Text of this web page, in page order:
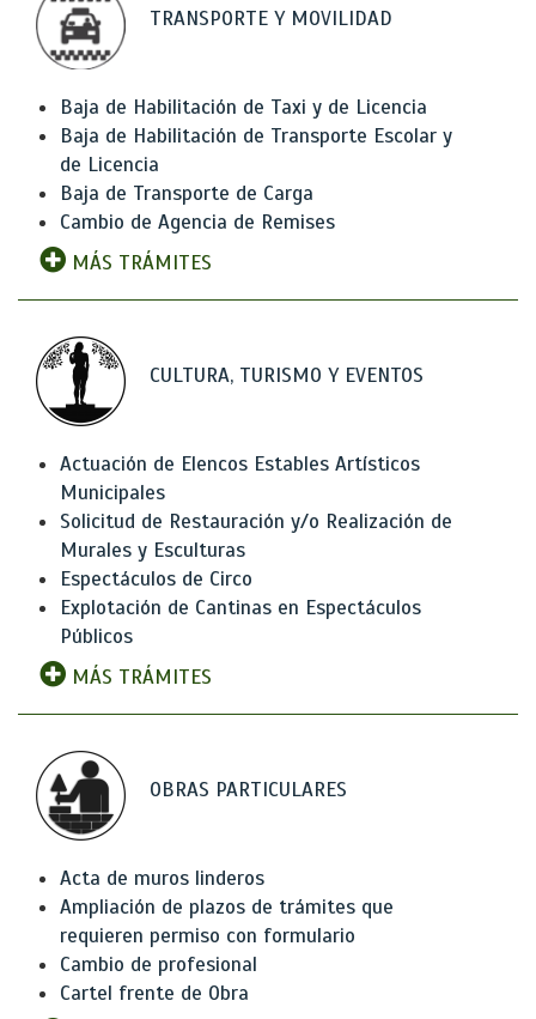
TRANSPORTE Y MOVILIDAD
Baja de Habilitación de Taxi y de Licencia
Baja de Habilitación de Transporte Escolar y
de Licencia
Baja de Transporte de Carga
Cambio de Agencia de Remises
MÁS TRÁMITES
CULTURA, TURISMO Y EVENTOS
Actuación de Elencos Estables Artísticos
Municipales
Solicitud de Restauración y/o Realización de
Murales y Esculturas
Espectáculos de Circo
Explotación de Cantinas en Espectáculos
Públicos
MÁS TRÁMITES
OBRAS PARTICULARES
Acta de muros linderos
Ampliación de plazos de trámites que
requieren permiso con formulario
Cambio de profesional
Cartel frente de Obra